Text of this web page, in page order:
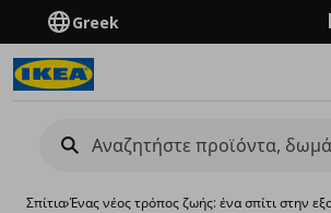
Greek
Σπίτια›Ένας νέος τρόπος ζωής: ένα σπίτι στην